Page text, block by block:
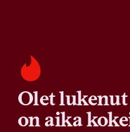
Olet
on aika